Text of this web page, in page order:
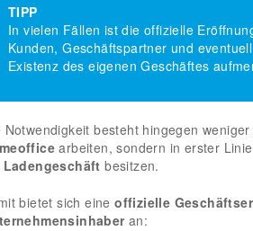
TIPP
In vielen Fällen ist die offizielle
Kunden, Geschäftspartner und
Existenz des eigenen Geschäftes
Notwendigkeit besteht hingegen
arbeiten, sondern in erster
Ladengeschäft besitzen.
bietet sich eineoffizielle
an: